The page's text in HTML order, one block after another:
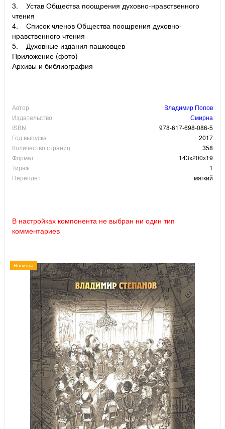
3. Устав Общества поощрения духовно-нравственного
чтения
4. Список членов Общества поощрения духовно-
нравственного чтения
5. Духовные издания пашковцев
Приложение (фото)
Архивы и библиография
Автор
Владимир Попов
Издательство
Смирна
ISBN
978-617-698-086-5
Год выпуска
2017
Количество страниц
358
Формат
143х200х19
Тираж
1
Переплет
мягкий
В настройках компонента не выбран ни один тип
комментариев
Новинка